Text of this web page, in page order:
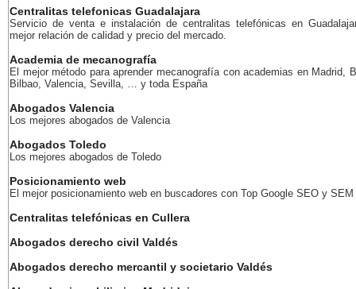
Centralitas telefonicas Guadalajara
Servicio de venta e instalación de centralitas telefónicas en
mejor relación de calidad y precio del mercado.
Academia de mecanografía
El mejor método para aprender mecanografía con academias en Madrid,
Bilbao, Valencia, Sevilla, … y toda España
Abogados Valencia
Los mejores abogados de Valencia
Abogados Toledo
Los mejores abogados de Toledo
Posicionamiento web
El mejor posicionamiento web en buscadores con Top Google SEO y SEM
Centralitas telefónicas en Cullera
Abogados derecho civil Valdés
Abogados derecho mercantil y societario Valdés